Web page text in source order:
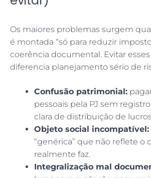
Os maiores problemas surgem
é montada “só para reduzir
coerência documental. Evitar
diferencia planejamento sério de
Confusão patrimonial:
pessoais pela PJ sem
clara de distribuição de
Objeto social incompatível:
“genérica” que não reflete o
realmente faz.
Integralização mal